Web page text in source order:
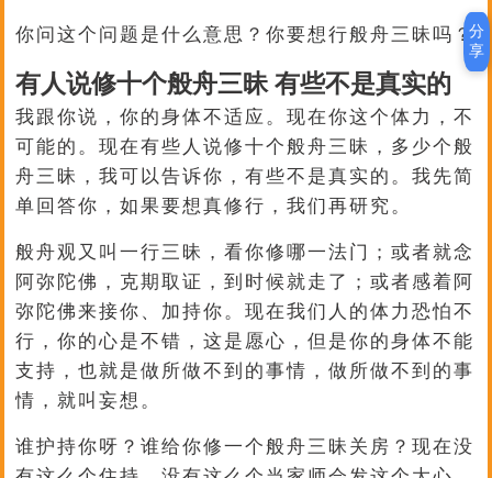
你问这个问题是什么意思？你要想行般舟三昧吗？
有人说修十个般舟三昧 有些不是真实的
我跟你说，你的身体不适应。现在你这个体力，不
可能的。现在有些人说修十个般舟三昧，多少个般
舟三昧，我可以告诉你，有些不是真实的。我先简
单回答你，如果要想真修行，我们再研究。
般舟观又叫一行三昧，看你修哪一法门；或者就念
阿弥陀佛，克期取证，到时候就走了；或者感着阿
弥陀佛来接你、加持你。现在我们人的体力恐怕不
行，你的心是不错，这是愿心，但是你的身体不能
支持，也就是做所做不到的事情，做所做不到的事
情，就叫妄想。
谁护持你呀？谁给你修一个般舟三昧关房？现在没
分
享